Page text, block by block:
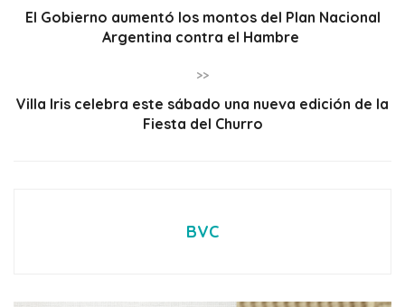
El Gobierno aumentó los montos del Plan Nacional
Argentina contra el Hambre
>>
Villa Iris celebra este sábado una nueva edición de la
Fiesta del Churro
BVC